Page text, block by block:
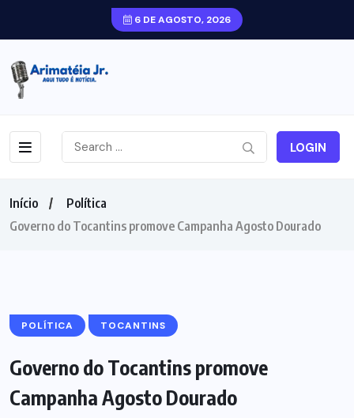
6 DE AGOSTO, 2026
LOGIN
Início
Política
Governo do Tocantins promove Campanha Agosto Dourado
POLÍTICA TOCANTINS
Governo do Tocantins promove
Campanha Agosto Dourado